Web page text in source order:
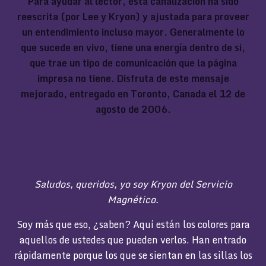
reescrita (por Lee y Kryon) y ajustada para proveer
un entendimiento incluso mayor. Generalmente lo
que sucede en vivo, tiene una energía dentro de si,
que trae un tipo de comunicación que la página
impresa no tiene. Disfruta de este mensaje
mejorado, entregado en Toronto, Canada el 12 de
agosto de 2006.
Saludos, queridos, yo soy Kryon del Servicio
Magnético.
Soy más que eso, ¿saben? Aquí están los colores para
aquellos de ustedes que pueden verlos. Han entrado
rápidamente porque los que se sientan en las sillas los